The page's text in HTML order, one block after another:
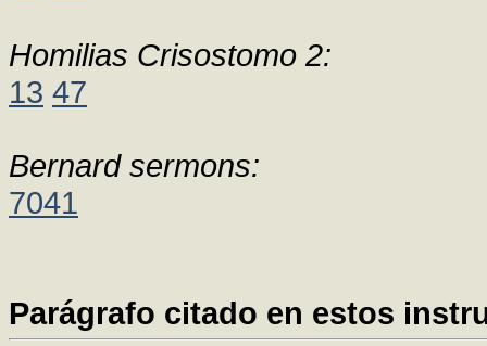
Homilias Crisostomo 2:
13 47
Bernard sermons:
7041
Parágrafo citado en estos